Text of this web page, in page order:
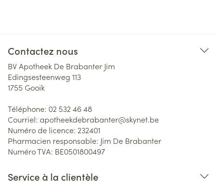
Contactez nous
BV Apotheek De Brabanter Jim
Edingsesteenweg 113
1755 Gooik
Téléphone: 02 532 46 48
Courriel: apotheekdebrabanter@skynet.be
Numéro de licence: 232401
Pharmacien responsable: Jim De Brabanter
Numéro TVA: BE0501800497
Service à la clientèle